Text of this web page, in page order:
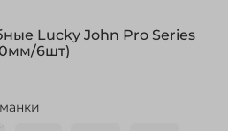
Lucky John Pro Series
6шт)